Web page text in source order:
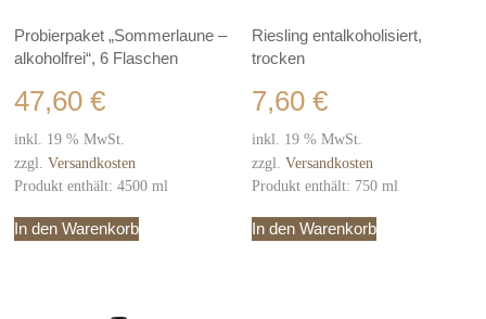
Probierpaket „Sommerlaune –
alkoholfrei“, 6 Flaschen
47,60€
inkl. 19 % MwSt.
zzgl.Versandkosten
Produkt enthält: 4500ml
In den Warenkorb
Riesling entalkoholisiert,
trocken
7,60€
inkl. 19 % MwSt.
zzgl.Versandkosten
Produkt enthält: 750ml
In den Warenkorb